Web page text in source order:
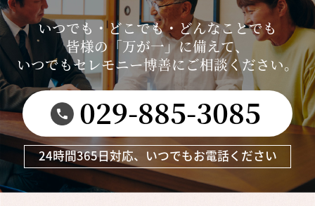
いつでも・どこでも・どんなことでも
皆様の「万が一」に備えて、
いつでもセレモニー博善にご相談ください。
029-885-3085
24時間365日対応、いつでもお電話ください